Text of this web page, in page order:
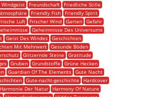
Windgeist
Freundschaft
Friedliche Stille
Friendly Fish
Friendly Spirit
Luft Frischer Wind Garten
Gefahr
Geheimnisse Des Universums
Geist Des Windes Geschichten
Mit Mehrwert
Gesunde Böden
Glitzernde Steine
Gratitude
Gruben Grundstoffe
Grüne Hecken
Guardian Of The Elements
Gute Nacht
Gute-nacht-geschichte
Hardcover
Harmonie Der Natur
Harmony Of Nature